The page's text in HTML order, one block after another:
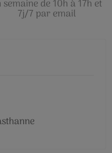
semaine de 10h à 17h et
7j/7 par email